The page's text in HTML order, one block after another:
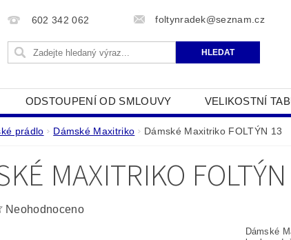
602 342 062 foltynradek@seznam.cz
ODSTOUPENÍ OD SMLOUVY VELIKOSTNÍ
POUŽÍVÁME COOKIES PODMÍNKY OCHRANY
prádlo Dámské Maxitriko Dámské Maxitriko FOLTÝN 13
MAXITRIKO
Neohodnoceno
Dámské